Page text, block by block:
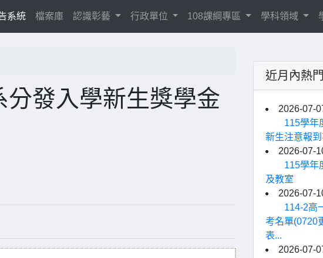
系統 檔案庫 認識彰藝 行政單位 108課綱專區 學科領域
發入學新生獎學金
近月內熱
2026-07-
115學年
新生注意報
2026-07-
115學年
及教室
2026-07-
114-2高
考名單(0720
表...
2026-07-